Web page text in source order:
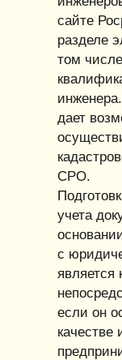
сайте
разделе
том
дает
СРО.
учета
с
является
если он
качестве